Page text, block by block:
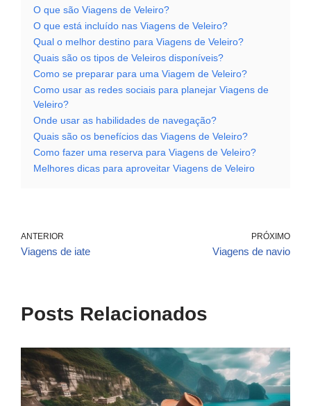
O que são Viagens de Veleiro?
O que está incluído nas Viagens de Veleiro?
Qual o melhor destino para Viagens de Veleiro?
Quais são os tipos de Veleiros disponíveis?
Como se preparar para uma Viagem de Veleiro?
Como usar as redes sociais para planejar Viagens de
Veleiro?
Onde usar as habilidades de navegação?
Quais são os benefícios das Viagens de Veleiro?
Como fazer uma reserva para Viagens de Veleiro?
Melhores dicas para aproveitar Viagens de Veleiro
ANTERIOR
Viagens de iate
PRÓXIMO
Viagens de navio
Posts Relacionados